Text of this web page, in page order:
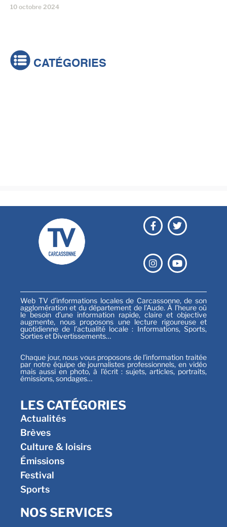
10 octobre 2024
CATÉGORIES
Web TV d’informations locales de Carcassonne, de son
agglomération et du département de l’Aude. À l’heure où
le besoin d’une information rapide, claire et objective
augmente, nous proposons une lecture rigoureuse et
quotidienne de l’actualité locale : Informations, Sports,
Sorties et Divertissements…
Chaque jour, nous vous proposons de l’information traitée
par notre équipe de journalistes professionnels, en vidéo
mais aussi en photo, à l’écrit : sujets, articles, portraits,
émissions, sondages…
LES CATÉGORIES
Actualités
Brèves
Culture & loisirs
Émissions
Festival
Sports
NOS SERVICES